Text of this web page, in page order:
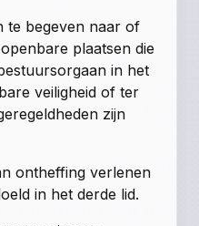
te begeven naar of
plaatsen die
in het
veiligheid of ter
zijn
ontheffing verlenen
in het derde lid.